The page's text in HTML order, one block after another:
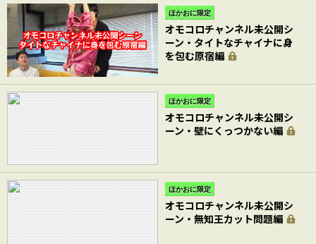
ほかおに限定
オモコロチャンネル未公開シ
ーン・タイトなチャイナに身
を包む原宿編
ほかおに限定
オモコロチャンネル未公開シ
ーン・壁にくっつかない編
ほかおに限定
オモコロチャンネル未公開シ
ーン・無知王カット問題編